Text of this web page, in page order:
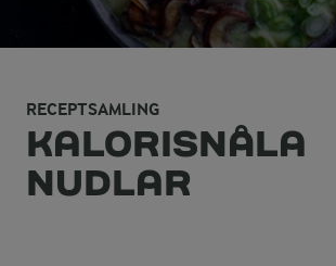
RECEPTSAMLING
KALORISNÅLA
NUDLAR